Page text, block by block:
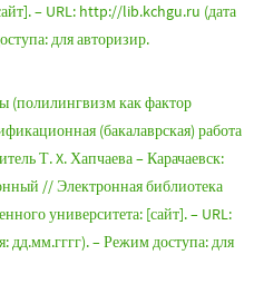
– URL: http://lib.kchgu.ru (дата
для авторизир.
(полилингвизм как фактор
(бакалаврская) работа
Т. X. Хапчаева – Карачаевск:
// Электронная библиотека
университета: [сайт]. – URL:
– Режим доступа: для